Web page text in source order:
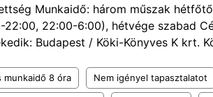
Munkaidő: három műszak
22:00, 22:00-6:00), hétvége szabad
Budapest / Köki-Könyves K krt.
munkaidő 8 óra Nem igényel tapasztalatot